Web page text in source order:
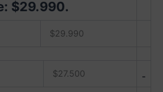
$29.990.
$29.990
$27.500 -